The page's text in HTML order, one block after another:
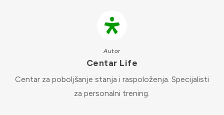
Autor
Centar Life
Centar za poboljšanje stanja i raspoloženja. Specijalisti
za personalni trening.